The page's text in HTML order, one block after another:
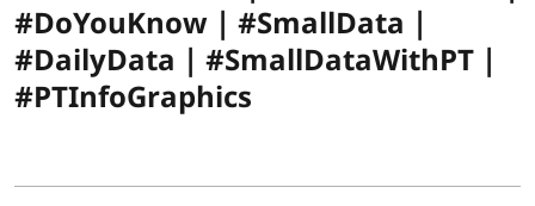
#DoYouKnow | #SmallData |
#DailyData | #SmallDataWithPT |
#PTInfoGraphics